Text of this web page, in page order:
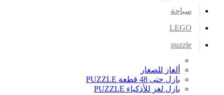
سباحة
LEGO
puzzle
ألغاز للصغار
بازل حتى 48 قطعة PUZZLE
بازل لغز للأذكياء PUZZLE